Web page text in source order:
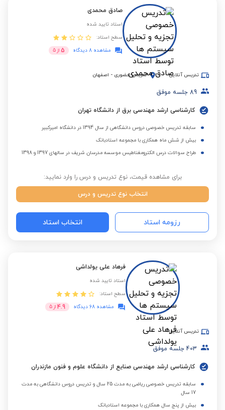
صادق محمدی
استاد تایید شده
سطح استاد:
مشاهده 8 دیدگاه
5 از 5
تدریس آنلاین تدریس حضوری - اصفهان
89 جلسه موفق
کارشناسی ارشد مهندسی برق از دانشگاه تهران
سابقه تدریس خصوصی دروس دانشگاهی از سال 1394 در دانشگاه امیرکبیر
بیش از شش ماه همکاری با مجموعه استادبانک
طراح سوالات درس الکترومغناطیس موسسه مدرسان شریف در سالهای 1397 و 1398
برای مشاهده قیمت، نوع تدریس و درس را وارد نمایید:
انتخاب نوع تدریس و درس
رزومه استاد انتخاب استاد
فرهاد علی یولداشی
استاد تایید شده
سطح استاد:
مشاهده 68 دیدگاه
4.9 از 5
تدریس آنلاین
403 جلسه موفق
کارشناسی ارشد مهندسی صنایع از دانشگاه علوم و فنون مازندران
سابقه تدریس خصوصی ریاضی به مدت 25 سال و تدریس دروس دانشگاهی به مدت
17 سال
بیش از پنج سال همکاری با مجموعه استادبانک